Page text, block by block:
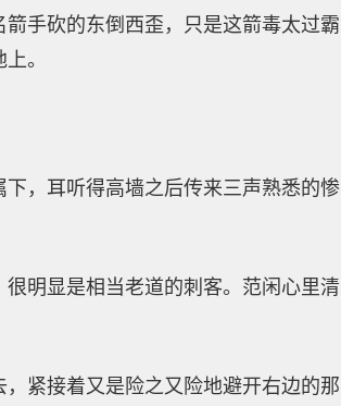
手砍的东倒西歪，只是这箭毒太过霸
。
，耳听得高墙之后传来三声熟悉的惨
明显是相当老道的刺客。范闲心里清
紧接着又是险之又险地避开右边的那